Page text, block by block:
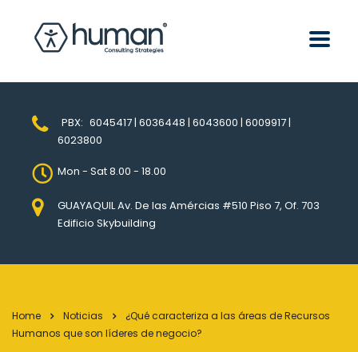
PBX: 6045417 | 6036448 | 6043600 | 6009917 |
6023800
Mon - Sat 8.00 - 18.00
GUAYAQUIL Av. De las Amércias #510 Piso 7, Of. 703
Edificio Skybuilding
Home Noticias
¿Qué caracteriza a las áreas de Recursos
Humanos que son líderes de negocio?